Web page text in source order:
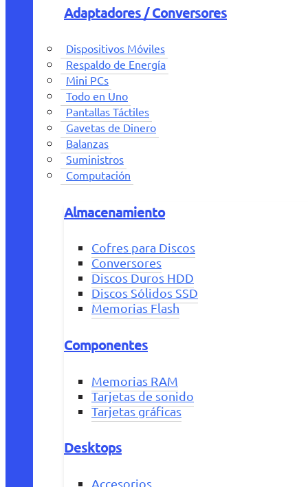
Adaptadores / Conversores
Dispositivos Móviles
Respaldo de Energía
Mini PCs
Todo en Uno
Pantallas Táctiles
Gavetas de Dinero
Balanzas
Suministros
Computación
Almacenamiento
Cofres para Discos
Conversores
Discos Duros HDD
Discos Sólidos SSD
Memorias Flash
Componentes
Memorias RAM
Tarjetas de sonido
Tarjetas gráficas
Desktops
Accesorios